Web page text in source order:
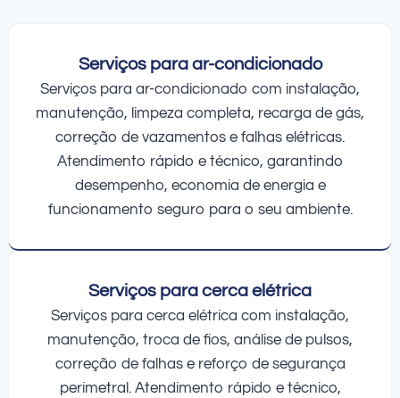
Serviços para ar-condicionado
Serviços para ar-condicionado com instalação,
manutenção, limpeza completa, recarga de gás,
correção de vazamentos e falhas elétricas.
Atendimento rápido e técnico, garantindo
desempenho, economia de energia e
funcionamento seguro para o seu ambiente.
Serviços para cerca elétrica
Serviços para cerca elétrica com instalação,
manutenção, troca de fios, análise de pulsos,
correção de falhas e reforço de segurança
perimetral. Atendimento rápido e técnico,